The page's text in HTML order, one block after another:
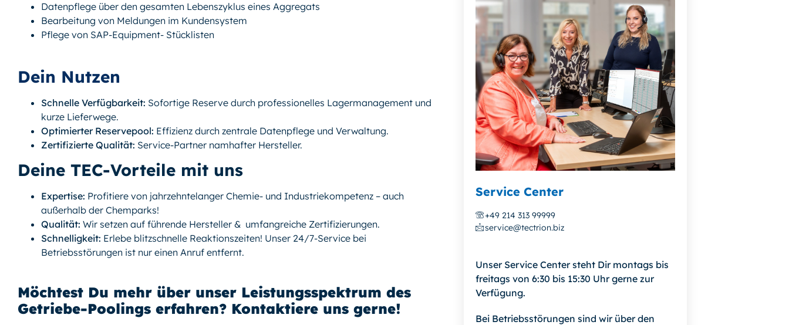
Datenpflege über den gesamten Lebenszyklus eines Aggregats
Bearbeitung von Meldungen im Kundensystem
Pflege von SAP-Equipment- Stücklisten
Dein Nutzen
Schnelle Verfügbarkeit: Sofortige Reserve durch professionelles Lagermanagement und
kurze Lieferwege.
Optimierter Reservepool: Effizienz durch zentrale Datenpflege und Verwaltung.
Zertifizierte Qualität: Service-Partner namhafter Hersteller.
Deine TEC-Vorteile mit uns
Expertise: Profitiere von jahrzehntelanger Chemie- und Industriekompetenz – auch
außerhalb der Chemparks!
Qualität: Wir setzen auf führende Hersteller & umfangreiche Zertifizierungen.
Schnelligkeit: Erlebe blitzschnelle Reaktionszeiten! Unser 24/7-Service bei
Betriebsstörungen ist nur einen Anruf entfernt.
Möchtest Du mehr über unser Leistungsspektrum des
Getriebe-Poolings erfahren? Kontaktiere uns gerne!
Service Center
+49 214 313 99999
service@tectrion.biz
Unser Service Center steht Dir montags bis
freitags von 6:30 bis 15:30 Uhr gerne zur
Verfügung.
Bei Betriebsstörungen sind wir über den